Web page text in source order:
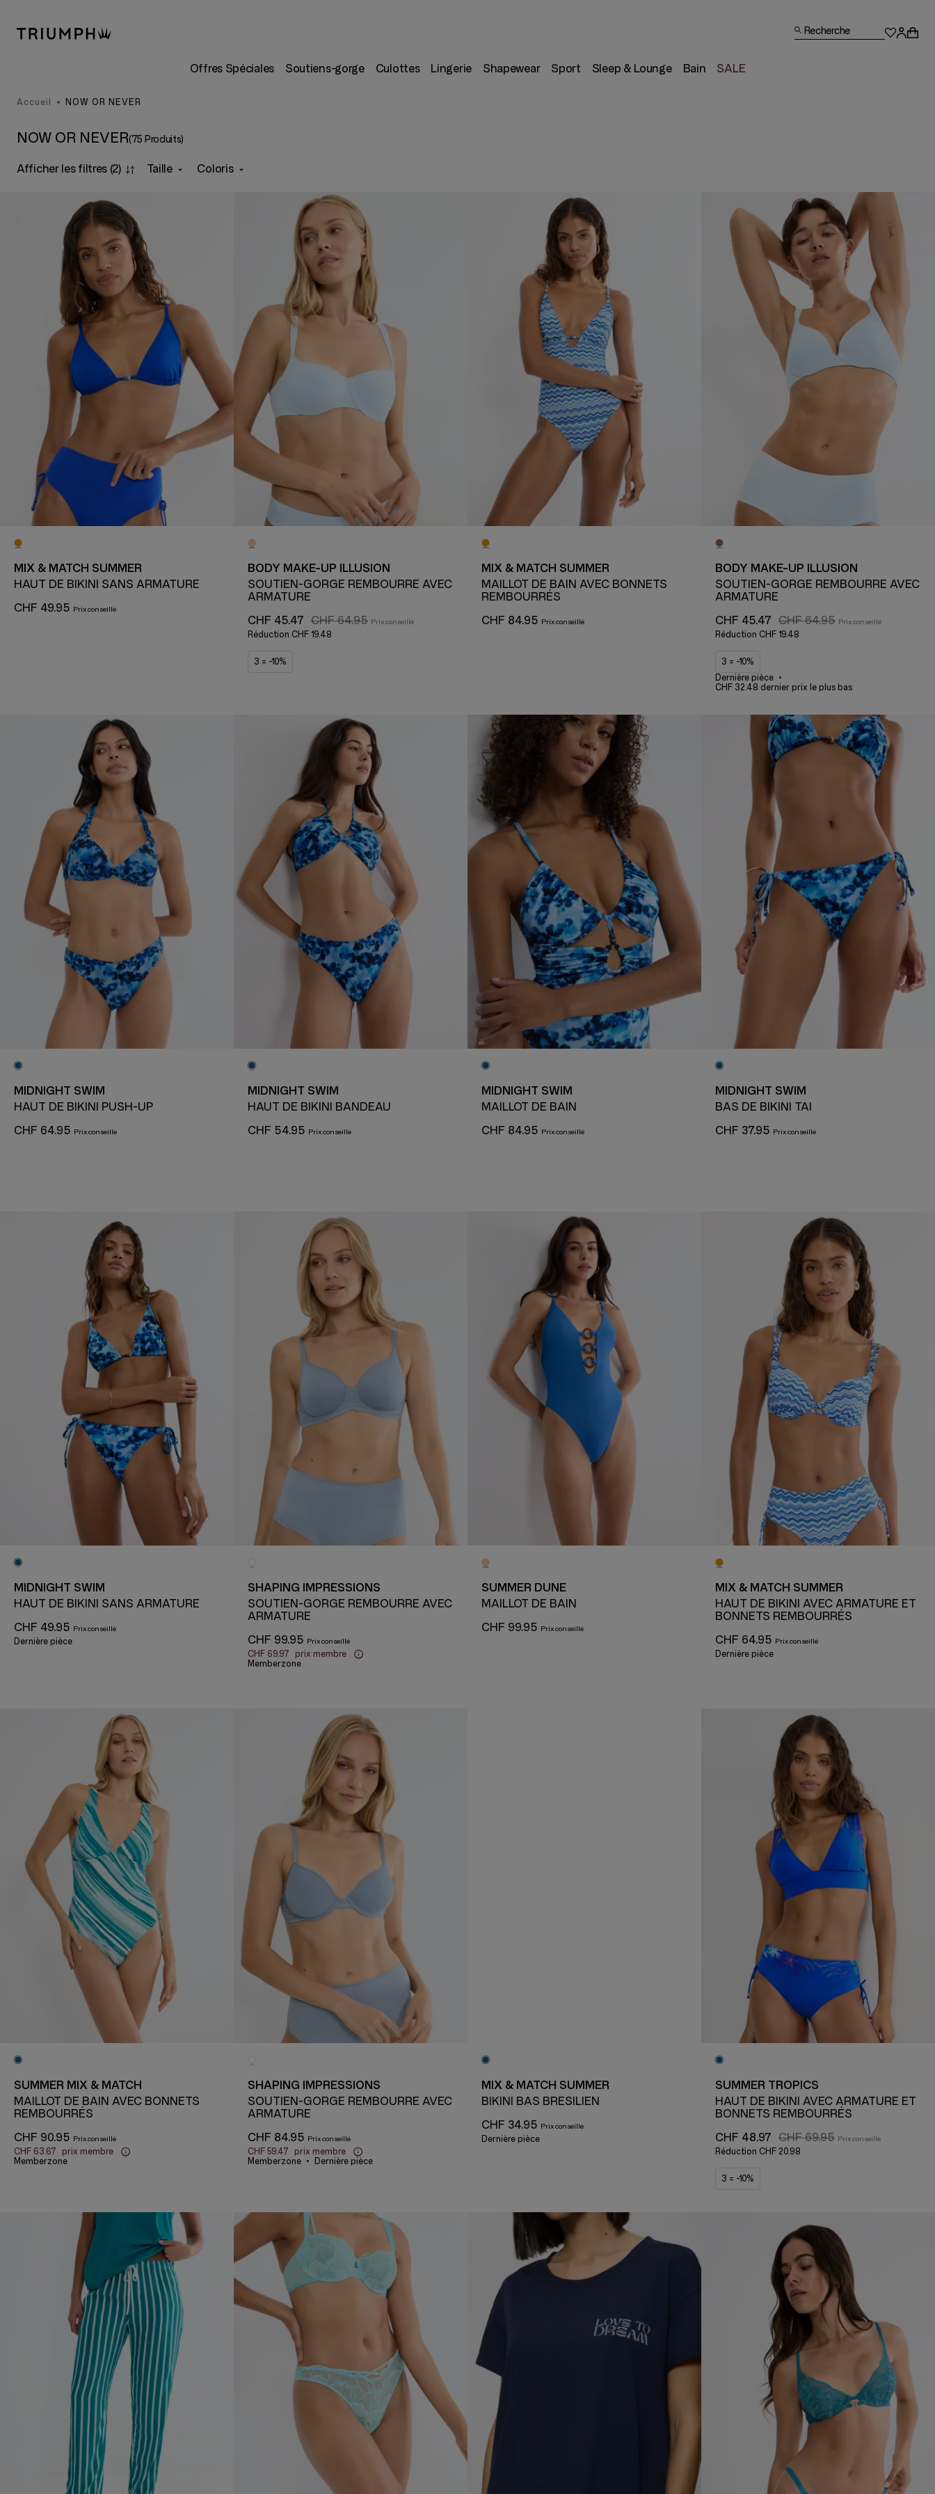
Offres Spéciales Soutiens-gorge Culottes Lingerie Shapewear Sport Sleep & Lounge Bain SALE
Recherche
Accueil NOW OR NEVER
NOW OR NEVER(75 Produits)
Afficher les filtres (2) Taille Coloris
MIX & MATCH SUMMER
HAUT DE BIKINI SANS ARMATURE
CHF 49.95
BODY MAKE-UP ILLUSION
SOUTIEN-GORGE REMBOURRÉ AVEC
ARMATURE
CHF 45.47
CHF 64.95
Réduction CHF 19.48
3 = -10%
MIX & MATCH SUMMER
MAILLOT DE BAIN AVEC BONNETS
REMBOURRÉS
CHF 84.95
BODY MAKE-UP ILLUSION
SOUTIEN-GORGE REMBOURRÉ AVEC
ARMATURE
CHF 45.47
CHF 64.95
Réduction CHF 19.48
3 = -10%
Dernière pièce
CHF 32.48 dernier prix le plus bas
MIDNIGHT SWIM
HAUT DE BIKINI PUSH-UP
CHF 64.95
MIDNIGHT SWIM
HAUT DE BIKINI BANDEAU
CHF 54.95
MIDNIGHT SWIM
MAILLOT DE BAIN
CHF 84.95
MIDNIGHT SWIM
BAS DE BIKINI TAI
CHF 37.95
MIDNIGHT SWIM
HAUT DE BIKINI SANS ARMATURE
CHF 49.95
Dernière pièce
SHAPING IMPRESSIONS
SOUTIEN-GORGE REMBOURRÉ AVEC
ARMATURE
CHF 99.95
CHF 69.97
prix membre
Memberzone
SUMMER DUNE
MAILLOT DE BAIN
CHF 99.95
MIX & MATCH SUMMER
HAUT DE BIKINI AVEC ARMATURE ET
BONNETS REMBOURRÉS
CHF 64.95
Dernière pièce
SUMMER MIX & MATCH
MAILLOT DE BAIN AVEC BONNETS
REMBOURRÉS
CHF 90.95
CHF 63.67
prix membre
Memberzone
SHAPING IMPRESSIONS
SOUTIEN-GORGE REMBOURRÉ AVEC
ARMATURE
CHF 84.95
CHF 59.47
prix membre
Memberzone
Dernière pièce
MIX & MATCH SUMMER
BIKINI BAS BRÉSILIEN
CHF 34.95
Dernière pièce
SUMMER TROPICS
HAUT DE BIKINI AVEC ARMATURE ET
BONNETS REMBOURRÉS
CHF 48.97
CHF 69.95
Réduction CHF 20.98
3 = -10%